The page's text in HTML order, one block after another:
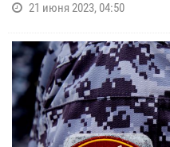
21 июня 2023, 04:50